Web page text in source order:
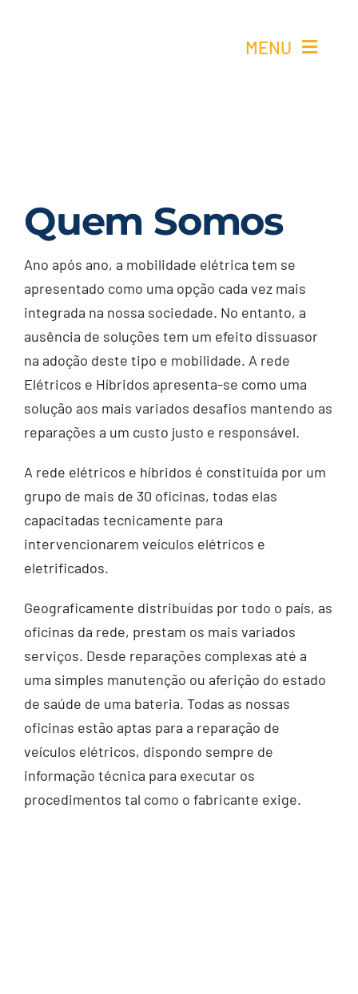
MENU
Quem Somos
Ano após ano, a mobilidade elétrica tem se
apresentado como uma opção cada vez mais
integrada na nossa sociedade. No entanto, a
ausência de soluções tem um efeito dissuasor
na adoção deste tipo e mobilidade. A rede
Elétricos e Híbridos apresenta-se como uma
solução aos mais variados desafios mantendo as
reparações a um custo justo e responsável.
A rede elétricos e híbridos é constituída por um
grupo de mais de 30 oficinas, todas elas
capacitadas tecnicamente para
intervencionarem veículos elétricos e
eletrificados.
Geograficamente distribuídas por todo o país, as
oficinas da rede, prestam os mais variados
serviços. Desde reparações complexas até a
uma simples manutenção ou aferição do estado
de saúde de uma bateria. Todas as nossas
oficinas estão aptas para a reparação de
veículos elétricos, dispondo sempre de
informação técnica para executar os
procedimentos tal como o fabricante exige.